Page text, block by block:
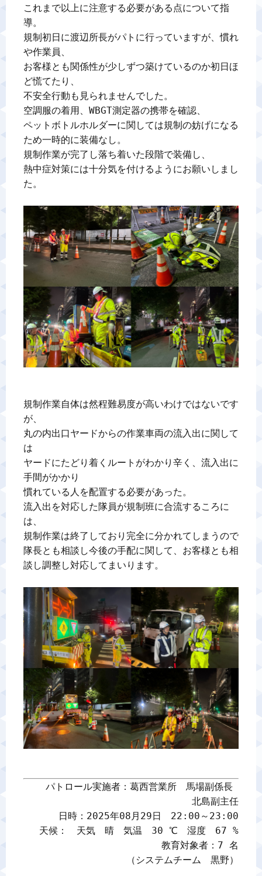
これまで以上に注意する必要がある点について指
導。
規制初日に渡辺所長がパトに行っていますが、慣れ
や作業員、
お客様とも関係性が少しずつ築けているのか初日ほ
ど慌てたり、
不安全行動も見られませんでした。
空調服の着用、WBGT測定器の携帯を確認、
ペットボトルホルダーに関しては規制の妨げになる
ため一時的に装備なし。
規制作業が完了し落ち着いた段階で装備し、
熱中症対策には十分気を付けるようにお願いしまし
た。
規制作業自体は然程難易度が高いわけではないです
が、
丸の内出口ヤードからの作業車両の流入出に関して
は
ヤードにたどり着くルートがわかり辛く、流入出に
手間がかかり
慣れている人を配置する必要があった。
流入出を対応した隊員が規制班に合流するころに
は、
規制作業は終了しており完全に分かれてしまうので
隊長とも相談し今後の手配に関して、お客様とも相
談し調整し対応してまいります。
パトロール実施者：葛西営業所　馬場副係長
北島副主任
日時：2025年08月29日　22:00～23:00
天候：　天気　晴　気温　30 ℃　湿度　67 %
教育対象者：7 名
（システムチーム　黒野）